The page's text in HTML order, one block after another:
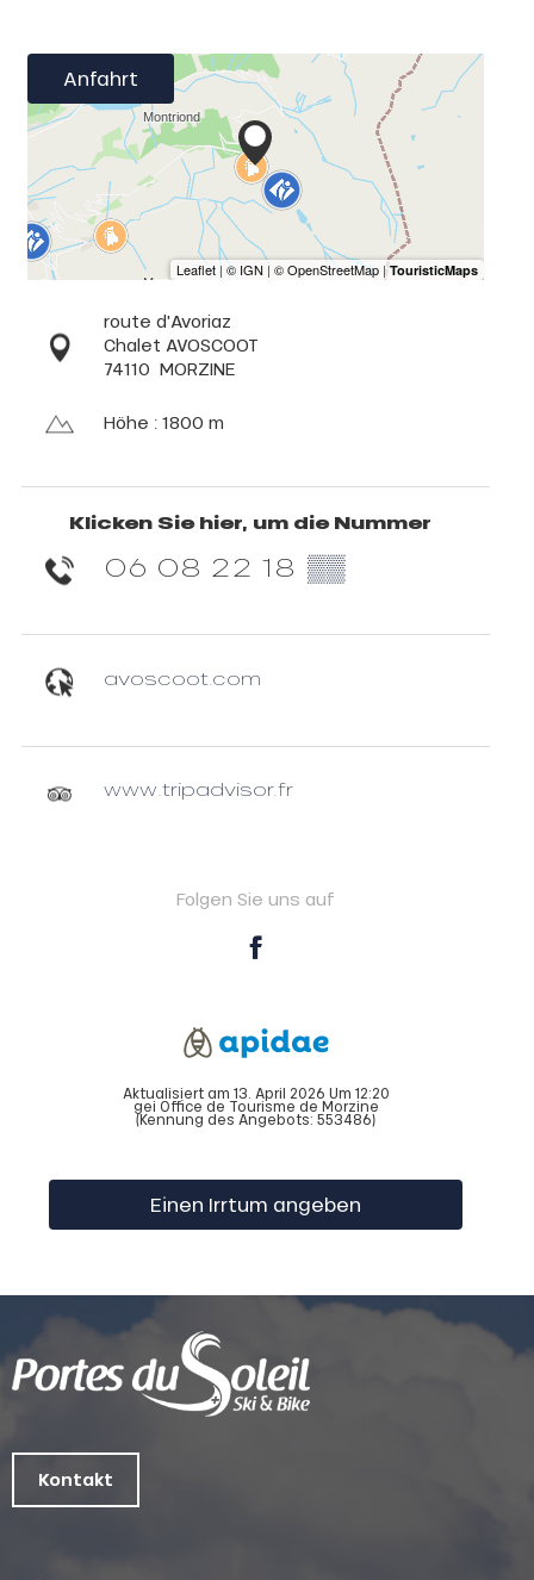
Anfahrt
route d'Avoriaz
Chalet AVOSCOOT
74110 MORZINE
Höhe : 1800 m
Klicken Sie hier, um die Nummer
06 08 22 18 ▒▒
avoscoot.com
www.tripadvisor.fr
Folgen Sie uns auf
Aktualisiert am 13. April 2026 Um 12:20
gei Office de Tourisme de Morzine
(Kennung des Angebots: 553486)
Einen Irrtum angeben
Kontakt